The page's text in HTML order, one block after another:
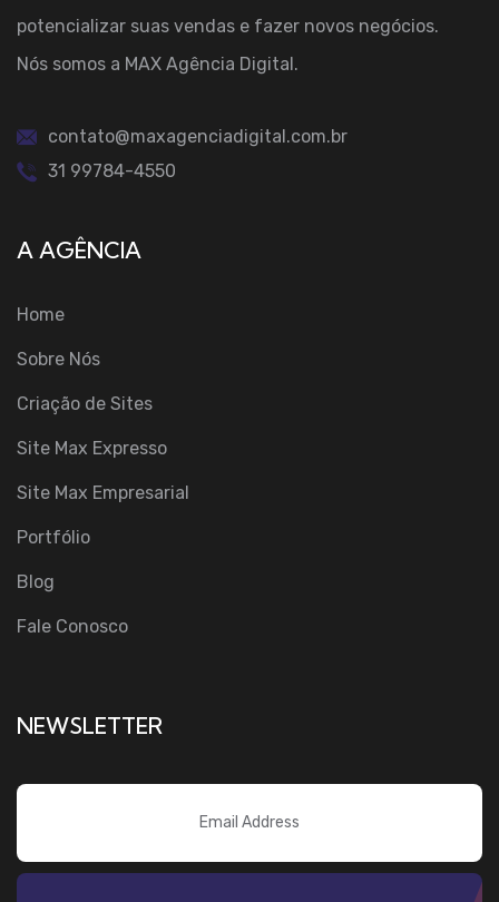
potencializar suas vendas e fazer novos negócios.
Nós somos a MAX Agência Digital.
contato@maxagenciadigital.com.br
31 99784-4550
A AGÊNCIA
Home
Sobre Nós
Criação de Sites
Site Max Expresso
Site Max Empresarial
Portfólio
Blog
Fale Conosco
NEWSLETTER